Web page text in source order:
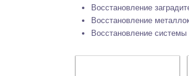
Восстановление
Восстановление
Восстановление